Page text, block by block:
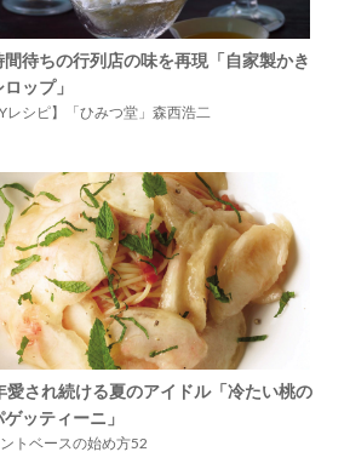
間待ちの行列店の味を再現「自家製かき
ップ」
レシピ】「ひみつ堂」森西浩二
愛され続ける夏のアイドル「冷たい桃の
ッティーニ」
トベースの始め方52